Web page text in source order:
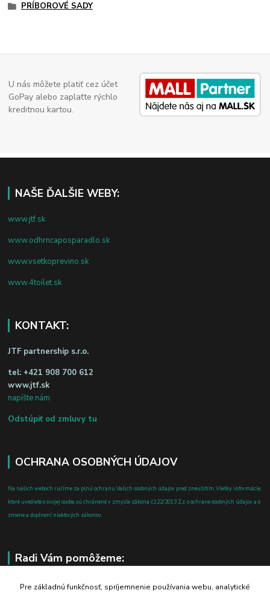
PRÍBOROVÉ SADY
U nás môžete platiť cez účet
GoPay alebo zaplaťte rýchlo
kreditnou kartou.
NAŠE ĎALŠIE WEBY:
www.jtf.sk
www.odhrncaposparadlo.sk
www.vsetkoprevino.sk
www.4toilet.sk
KONTAKT:
JTF partnership s.r.o.
tel: +421 908 700 612
www.jtf.sk
napíšte nám
Odstúpiť od zmluvy tu
OCHRANA OSOBNÝCH ÚDAJOV
Na našich weboch ručíme za plnú ochranu Vašich osobných údajov pred zneužitím. Všetky informácie,
ktoré uvediete o svojej osobe, sú chránené v zmysle zákona č.122/2013 Z.z. o ochrane osobných údajov a o
zmene a doplnení niektorých zákonov.
Radi Vám pomôžeme:
+421 908 700 612
Pre základnú funkčnosť, spríjemnenie používania webu, analytické